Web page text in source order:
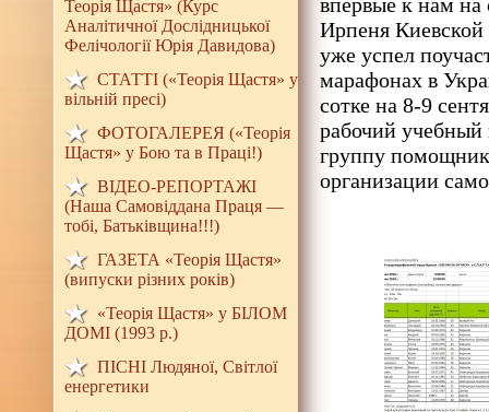
Теорія Щастя» (Курс
Аналітичної Дослідницької
Фелічології Юрія Давидова)
СТАТТІ («Теорія Щастя» у
вільній пресі)
ФОТОГАЛЕРЕЯ («Теорія
Щастя» у Бою та в Праці!)
ВІДЕО-РЕПОРТАЖІ
(Наша Самовіддана Праця —
тобі, Батьківщина!!!)
ГАЗЕТА «Теорія Щастя»
(випуски різних років)
«Теорія Щастя» у БІЛОМ
ДОМI (1993 р.)
ПІСНІ Людяної, Світлої
енергетики
Ирпеня Киевской
уже успел
марафонах в
сотке на 8-9
рабочий
группу
организации